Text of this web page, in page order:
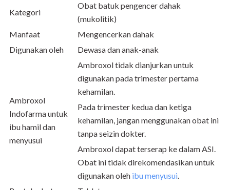
Kategori
Obat batuk pengencer dahak
(mukolitik)
Manfaat
Mengencerkan dahak
Digunakan oleh
Dewasa dan anak-anak
Ambroxol
Indofarma untuk
ibu hamil dan
menyusui
Ambroxol tidak dianjurkan untuk
digunakan pada trimester pertama
kehamilan.
Pada trimester kedua dan ketiga
kehamilan, jangan menggunakan obat ini
tanpa seizin dokter.
Ambroxol dapat terserap ke dalam ASI.
Obat ini tidak direkomendasikan untuk
digunakan oleh ibu menyusui.